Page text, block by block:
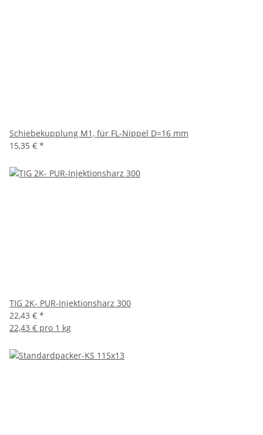
Schiebekupplung M1, für FL-Nippel D=16 mm
15,35 € *
TIG 2K- PUR-Injektionsharz 300
22,43 € *
22,43 € pro 1 kg